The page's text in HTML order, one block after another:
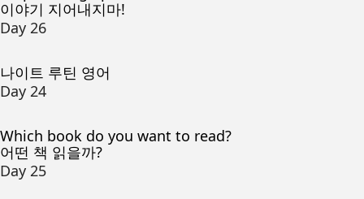
이야기 지어내지마!
Day 26
나이트 루틴 영어
Day 24
Which book do you want to read?
어떤 책 읽을까?
Day 25